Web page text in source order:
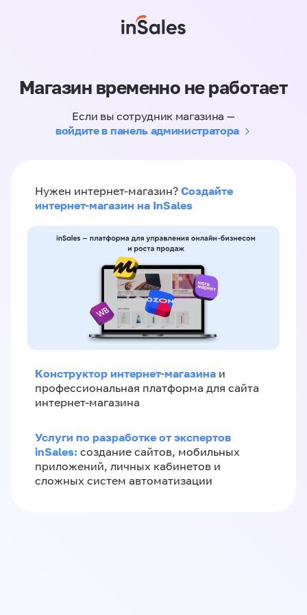
Магазин временно не работает
Если вы сотрудник магазина —
войдите в панель администратора
Нужен интернет-магазин? Создайте
интернет-магазин на InSales
Конструктор интернет-магазина и
профессиональная платформа для сайта
интернет-магазина
Услуги по разработке от экспертов
inSales: создание сайтов, мобильных
приложений, личных кабинетов и
сложных систем автоматизации